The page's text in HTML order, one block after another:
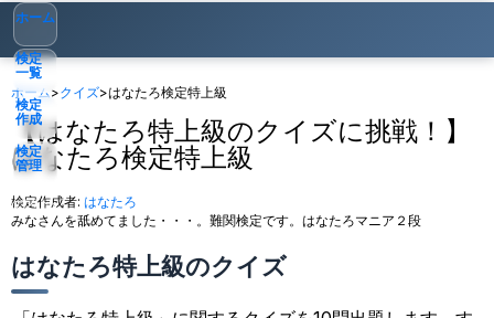
ホーム
検定
一覧
検定
作成
検定
管理
ゲスト▾
ホーム>クイズ>はなたろ検定特上級
【はなたろ特上級のクイズに挑戦！】
はなたろ検定特上級
検定作成者: はなたろ
みなさんを舐めてました・・・。難関検定です。はなたろマニア２段
はなたろ特上級のクイズ